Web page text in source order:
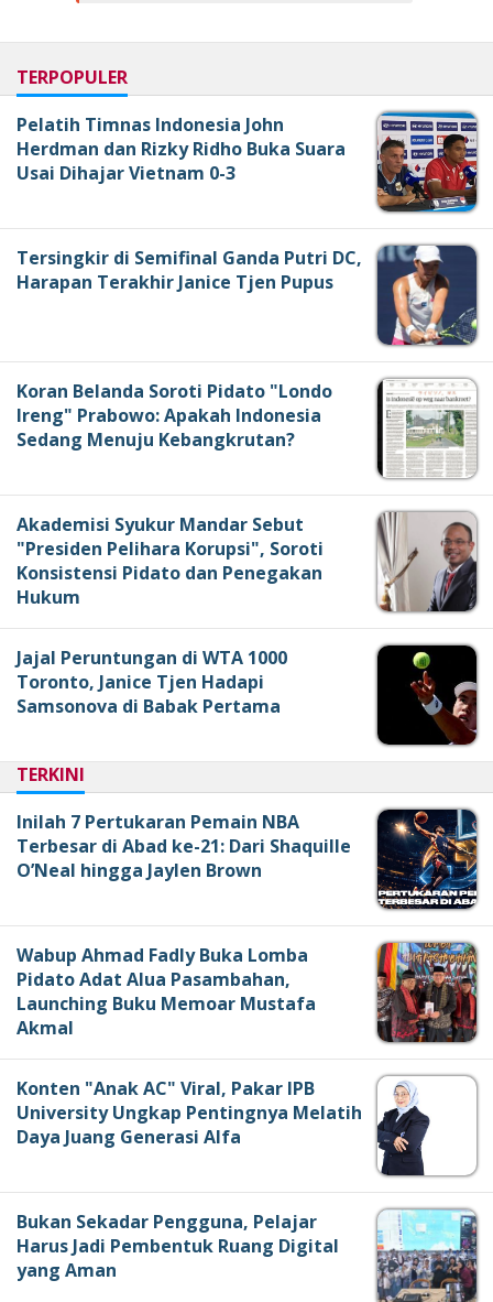
TERPOPULER
Pelatih Timnas Indonesia John
Herdman dan Rizky Ridho Buka Suara
Usai Dihajar Vietnam 0-3
Tersingkir di Semifinal Ganda Putri DC,
Harapan Terakhir Janice Tjen Pupus
Koran Belanda Soroti Pidato "Londo
Ireng" Prabowo: Apakah Indonesia
Sedang Menuju Kebangkrutan?
Akademisi Syukur Mandar Sebut
"Presiden Pelihara Korupsi", Soroti
Konsistensi Pidato dan Penegakan
Hukum
Jajal Peruntungan di WTA 1000
Toronto, Janice Tjen Hadapi
Samsonova di Babak Pertama
TERKINI
Inilah 7 Pertukaran Pemain NBA
Terbesar di Abad ke-21: Dari Shaquille
O’Neal hingga Jaylen Brown
Wabup Ahmad Fadly Buka Lomba
Pidato Adat Alua Pasambahan,
Launching Buku Memoar Mustafa
Akmal
Konten "Anak AC" Viral, Pakar IPB
University Ungkap Pentingnya Melatih
Daya Juang Generasi Alfa
Bukan Sekadar Pengguna, Pelajar
Harus Jadi Pembentuk Ruang Digital
yang Aman